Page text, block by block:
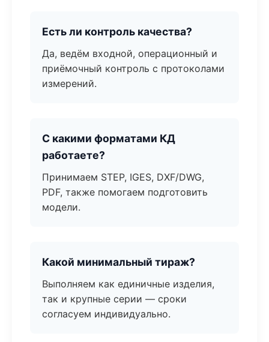
Есть ли контроль качества?
Да, ведём входной, операционный и
приёмочный контроль с протоколами
измерений.
С какими форматами КД
работаете?
Принимаем STEP, IGES, DXF/DWG,
PDF, также помогаем подготовить
модели.
Какой минимальный тираж?
Выполняем как единичные изделия,
так и крупные серии — сроки
согласуем индивидуально.